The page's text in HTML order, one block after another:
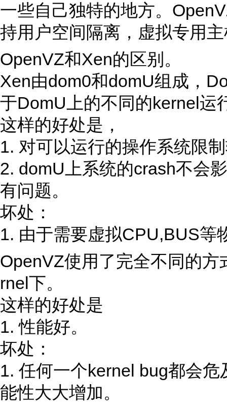
一些自己独特的地方。
持用户空间隔离，虚拟专用
OpenVZ和Xen的区别。
Xen由dom0和domU组成，
于DomU上的不同的kernel运
这样的好处是，
1. 对可以运行的操作系统限
2. domU上系统的crash不会
有问题。
坏处：
1. 由于需要虚拟CPU,BUS等
OpenVZ使用了完全不同的
rnel下。
这样的好处是
1. 性能好。
坏处：
1. 任何一个kernel bug都会
能性大大增加。